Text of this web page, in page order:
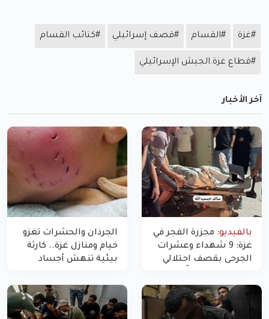
#غزة #القسام #قصف إسرائيلي #كتائب القسام
#قطاع غزة.الجيش الإسرائيلي
آخر الأخبار
بالفيديو: مجزرة الفجر في
غزة: 9 شهداء وعشرات
الجرحى بقصف احتلالي
الجرذان والحشرات تغزو
خيام ومنازل غزة.. كارثة
بيئية تنهش أجساد